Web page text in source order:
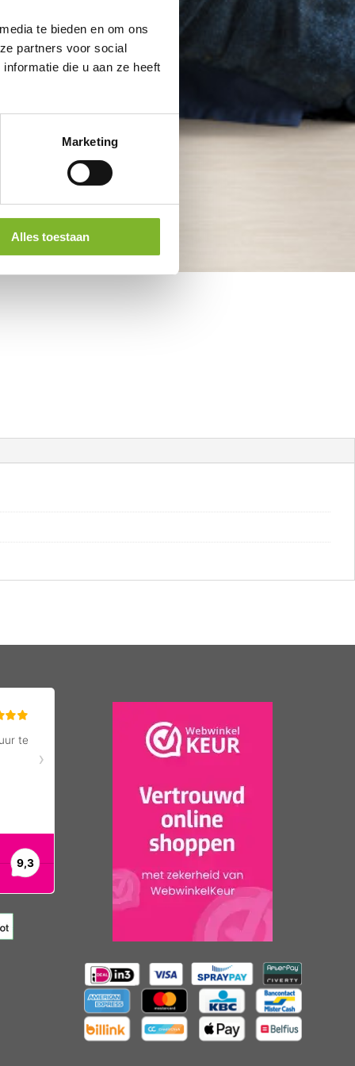
te bieden en om ons
partners voor social
die u aan ze heeft
Marketing
Alles toestaan